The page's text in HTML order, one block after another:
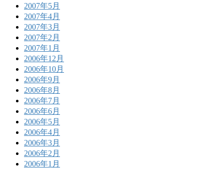
2007年5月
2007年4月
2007年3月
2007年2月
2007年1月
2006年12月
2006年10月
2006年9月
2006年8月
2006年7月
2006年6月
2006年5月
2006年4月
2006年3月
2006年2月
2006年1月